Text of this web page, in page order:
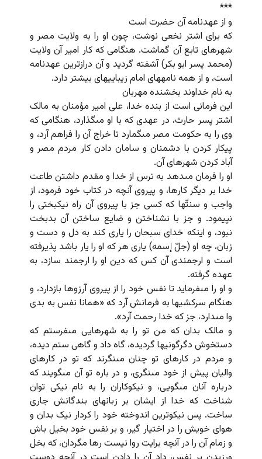
***
و از عهدنامه آن حضرت است
که براى اشتر نخعى نوشت، چون او را به ولایت مصر و
شهرهاى تابع آن گماشت. هنگامى که کار امیر آن ولایت
(محمد پسر ابو بکر) آشفته گردید و آن درازترین عهدنامه
است، و از همه نامه‏هاى امام زیباییهاى بیشتر دارد.
به نام خداوند بخشنده مهربان
این فرمانى است از بنده خدا، على امیر مؤمنان به مالک
اشتر پسر حارث، در عهدى که با او مى‏گذارد، هنگامى که
وى را به حکومت مصر مى‏گمارد تا خراج آن را فراهم آرد، و
پیکار کردن با دشمنان و سامان دادن کار مردم مصر و
آباد کردن شهرهاى آن.
او را فرمان مى‏دهد به ترس از خدا و مقدم داشتن طاعت
خدا بر دیگر کارها، و پیروى آنچه در کتاب خود فرمود، از
واجب و سنتّها که کسى جز با پیروى آن راه نیک‏بختى را
نپیمود. و جز با نشناختن و ضایع ساختن آن بدبخت
نبود، و اینکه خداى سبحان را یارى کند به دل و دست و
زبان، چه او (جلّ إسمه) یارى هر که او را یار باشد پذیرفته
است و ارجمندى آن کس که دین او را ارجمند سازد، به
عهده گرفته.
و او را مى‏فرماید تا نفس خود را از پیروى آرزوها بازدارد، و
هنگام سرکشیها به فرمانش آرد که «همانا نفس به بدى
وا مى‏دارد، جز که خدا رحمت آرد».
و مالک بدان که من تو را به شهرهایى مى‏فرستم که
دستخوش دگرگونیها گردیده، گاه داد و گاهى ستم دیده،
و مردم در کارهاى تو چنان مى‏نگرند که تو در کارهاى
والیان پیش از خود مى‏نگرى، و در باره تو آن مى‏گویند که
درباره آنان مى‏گویى، و نیکوکاران را به نام نیکى توان
شناخت که خدا از ایشان بر زبانهاى بندگانش جارى
ساخت. پس نیکوترین اندوخته خود را کردار نیک بدان و
هواى خویش را در اختیار گیر، و بر نفس خود بخیل باش
و زمام آن را در آنچه برایت روا نیست رها مگردان، که بخل